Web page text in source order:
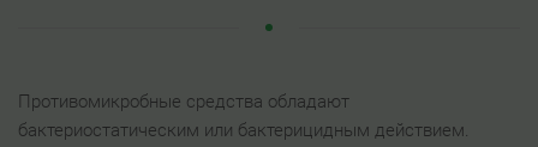
Противомикробные средства обладают
бактериостатическим или бактерицидным действием.